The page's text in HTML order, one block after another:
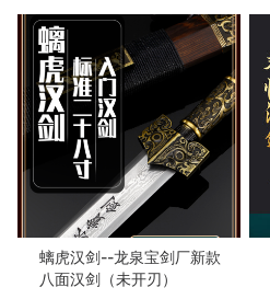
螭虎汉剑--龙泉宝剑厂新款
八面汉剑（未开刃）